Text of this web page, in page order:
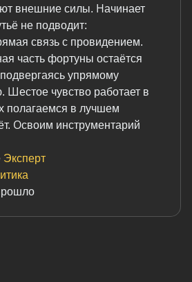
внешние силы. Начинает
не подводит:
связь с провидением.
часть фортуны остаётся
упрямому
Шестое чувство работает в
полагаемся в лучшем
Освоим инструментарий
Эксперт
внешние силы. Начинает
не подводит:
связь с провидением.
часть фортуны остаётся
упрямому
Шестое чувство работает в
полагаемся в лучшем
Освоим инструментарий
Эксперт